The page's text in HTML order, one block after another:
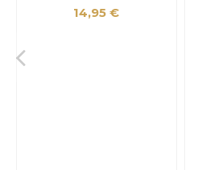
14,95 €